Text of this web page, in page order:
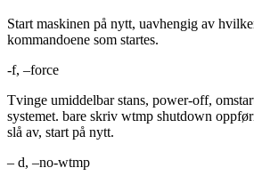
Start maskinen på nytt, uavhengig av
kommandoene som startes.
-f, –force
Tvinge umiddelbar stans, power-off,
systemet. bare skriv wtmp shutdown
slå av, start på nytt.
– d, –no-wtmp